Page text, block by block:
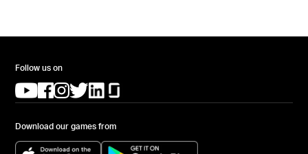
Follow us on
(opens in a new tab)
(opens in a new tab)
(opens in a new tab)
(opens in a new tab)
(opens in a new tab)
Download our games from
(opens in a new tab) (opens in a new tab)